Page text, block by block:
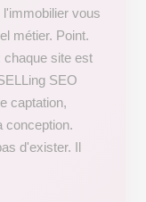
vous
métier. Point.
chaque site est
SEO
captation,
conception.
d'exister. Il